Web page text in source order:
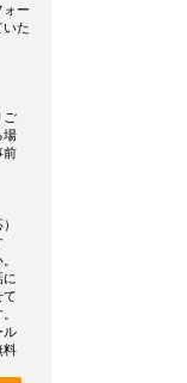
ー
いた
ご
場
前
に
て
ル
料